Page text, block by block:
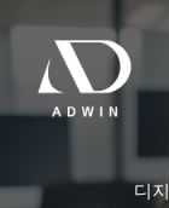
뛰
디